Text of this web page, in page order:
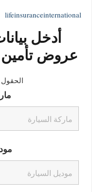
lifeinsuranceinternational
أدخل
عروض تأمين
الحقول